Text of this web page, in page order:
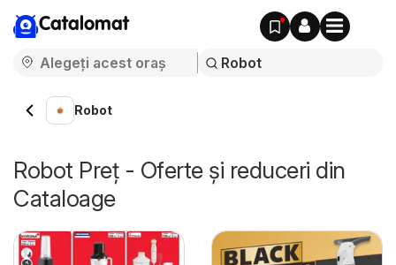
Catalomat
Robot
Robot Preț - Oferte și reduceri din
Cataloage